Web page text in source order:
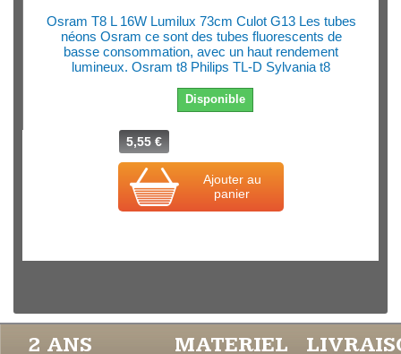
Osram T8 L 16W Lumilux 73cm Culot G13 Les tubes
néons Osram ce sont des tubes fluorescents de
basse consommation, avec un haut rendement
lumineux. Osram t8 Philips TL-D Sylvania t8
Disponible
5,55 €
Ajouter au
panier
2 ANS MATERIEL